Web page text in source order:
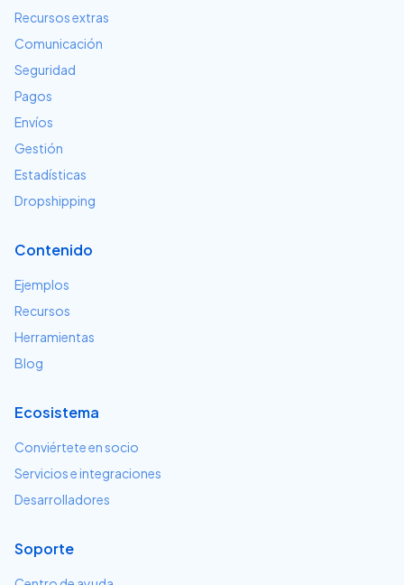
Recursos extras
Comunicación
Seguridad
Pagos
Envíos
Gestión
Estadísticas
Dropshipping
Contenido
Ejemplos
Recursos
Herramientas
Blog
Ecosistema
Conviértete en socio
Servicios e integraciones
Desarrolladores
Soporte